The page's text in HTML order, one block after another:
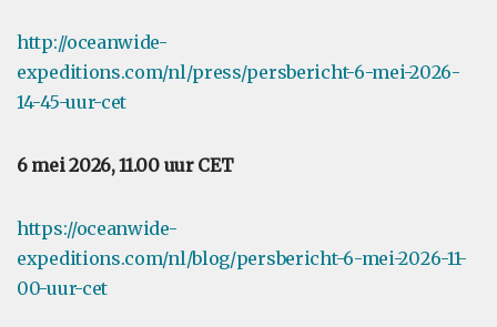
http://oceanwide-
expeditions.com/nl/press/persbericht-6-mei-2026-
14-45-uur-cet
6 mei 2026, 11.00 uur CET
https://oceanwide-
expeditions.com/nl/blog/persbericht-6-mei-2026-11-
00-uur-cet